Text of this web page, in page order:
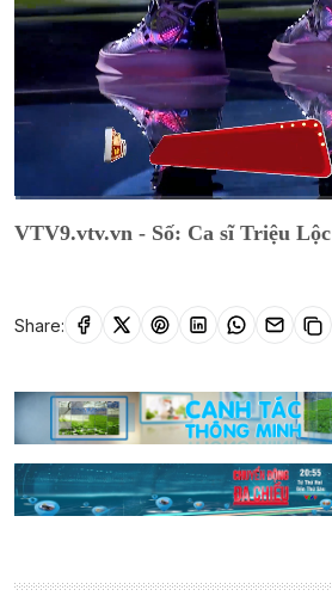
VTV9.vtv.vn - Số: Ca sĩ Triệu Lộc
Share: